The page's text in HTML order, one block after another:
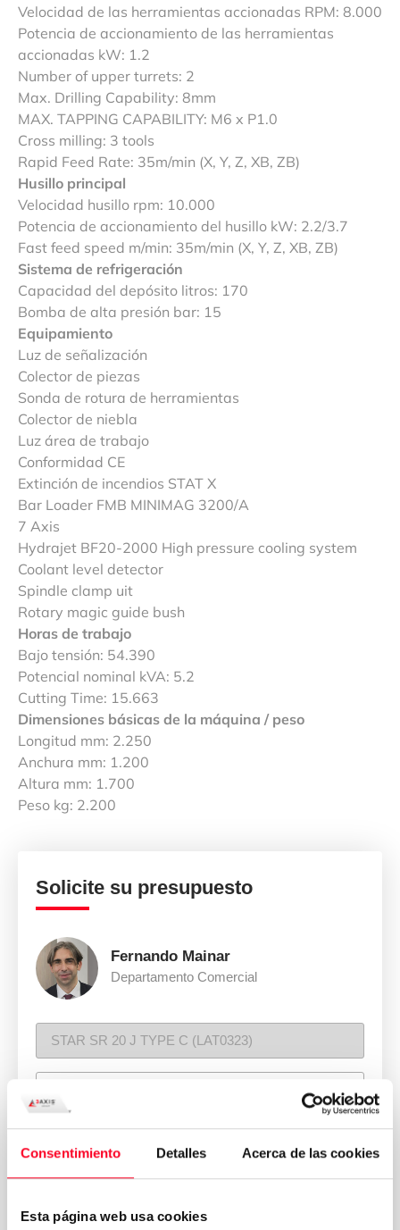
Consentimiento Detalles Acerca de las cookies
Esta página web usa cookies
Velocidad de las herramientas accionadas RPM: 8.000
Potencia de accionamiento de las herramientas
accionadas kW: 1.2
Number of upper turrets: 2
Max. Drilling Capability: 8mm
MAX. TAPPING CAPABILITY: M6 x P1.0
Cross milling: 3 tools
Rapid Feed Rate: 35m/min (X, Y, Z, XB, ZB)
Husillo principal
Velocidad husillo rpm: 10.000
Potencia de accionamiento del husillo kW: 2.2/3.7
Fast feed speed m/min: 35m/min (X, Y, Z, XB, ZB)
Sistema de refrigeración
Capacidad del depósito litros: 170
Bomba de alta presión bar: 15
Equipamiento
Luz de señalización
Colector de piezas
Sonda de rotura de herramientas
Colector de niebla
Luz área de trabajo
Conformidad CE
Extinción de incendios STAT X
Bar Loader FMB MINIMAG 3200/A
7 Axis
Hydrajet BF20-2000 High pressure cooling system
Coolant level detector
Spindle clamp uit
Rotary magic guide bush
Horas de trabajo
Bajo tensión: 54.390
Potencial nominal kVA: 5.2
Cutting Time: 15.663
Dimensiones básicas de la máquina / peso
Longitud mm: 2.250
Anchura mm: 1.200
Altura mm: 1.700
Peso kg: 2.200
Solicite su presupuesto
Fernando Mainar
Departamento Comercial